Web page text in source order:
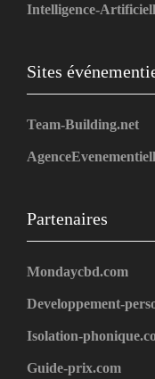
Intelligence-
Sites
Team-Building.net
Partenaires
Mondaycbd.com
Developpement-
Isolation-
Guide-prix.com